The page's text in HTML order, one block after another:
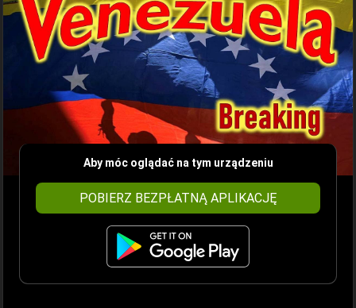
Aby móc oglądać na tym urządzeniu
POBIERZ BEZPŁATNĄ APLIKACJĘ